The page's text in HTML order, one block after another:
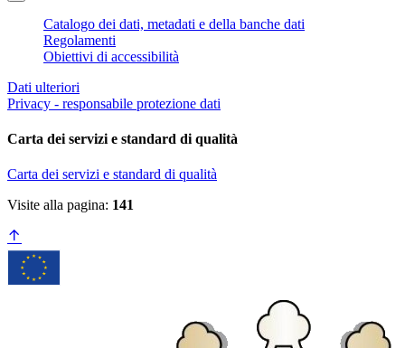
Catalogo dei dati, metadati e della banche dati
Regolamenti
Obiettivi di accessibilità
Dati ulteriori
Privacy - responsabile protezione dati
Carta dei servizi e standard di qualità
Carta dei servizi e standard di qualità
Visite alla pagina: 141